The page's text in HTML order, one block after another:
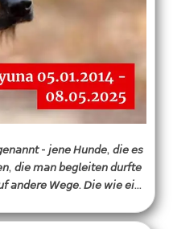
- 𝘫𝘦𝘯𝘦 𝘏𝘶𝘯𝘥𝘦, 𝘥𝘪𝘦 𝘦𝘴
𝘥𝘪𝘦 𝘮𝘢𝘯 𝘣𝘦𝘨𝘭𝘦𝘪𝘵𝘦𝘯 𝘥𝘶𝘳𝘧𝘵𝘦
𝘢𝘯𝘥𝘦𝘳𝘦 𝘞𝘦𝘨𝘦. 𝘋𝘪𝘦 𝘸𝘪𝘦 𝘦𝘪𝘯
-Antoine de Saint-